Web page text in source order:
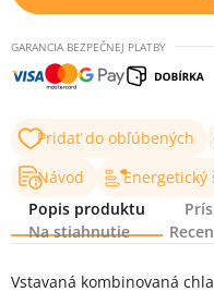
GARANCIA BEZPEČNEJ PLATBY
Pridať do obľúbených
Návod
Energetický
Popis produktu
Na stiahnutie
Popis produktu
Vstavaná kombinovaná